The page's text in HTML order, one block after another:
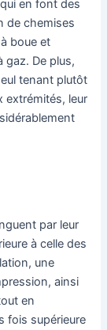
en font des
de chemises
boue et
gaz. De plus,
tenant plutôt
extrémités, leur
par leur
à celle des
une
ainsi
en
fois supérieure